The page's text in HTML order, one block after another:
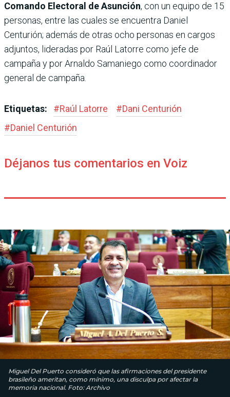
Comando Electoral de Asunción, con un equipo de 15
personas, entre las cuales se encuentra Daniel
Centurión; además de otras ocho personas en cargos
adjuntos, lideradas por Raúl Latorre como jefe de
campaña y por Arnaldo Samaniego como coordinador
general de campaña.
Etiquetas: #Raúl Latorre #Dani Centurión
#Daniel Centurión
Déjanos tus comentarios en Voiz
Miguel Del Puerto consideró que las afirmaciones del presidente
brasileño ameritan, como mínimo, una disculpa por afectar la
memoria nacional. Foto: Archivo